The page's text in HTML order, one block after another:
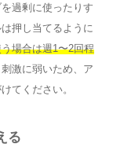
過剰に使ったりす
押し当てるように
場合は週1〜2回程
激に弱いため、ア
てください。
る